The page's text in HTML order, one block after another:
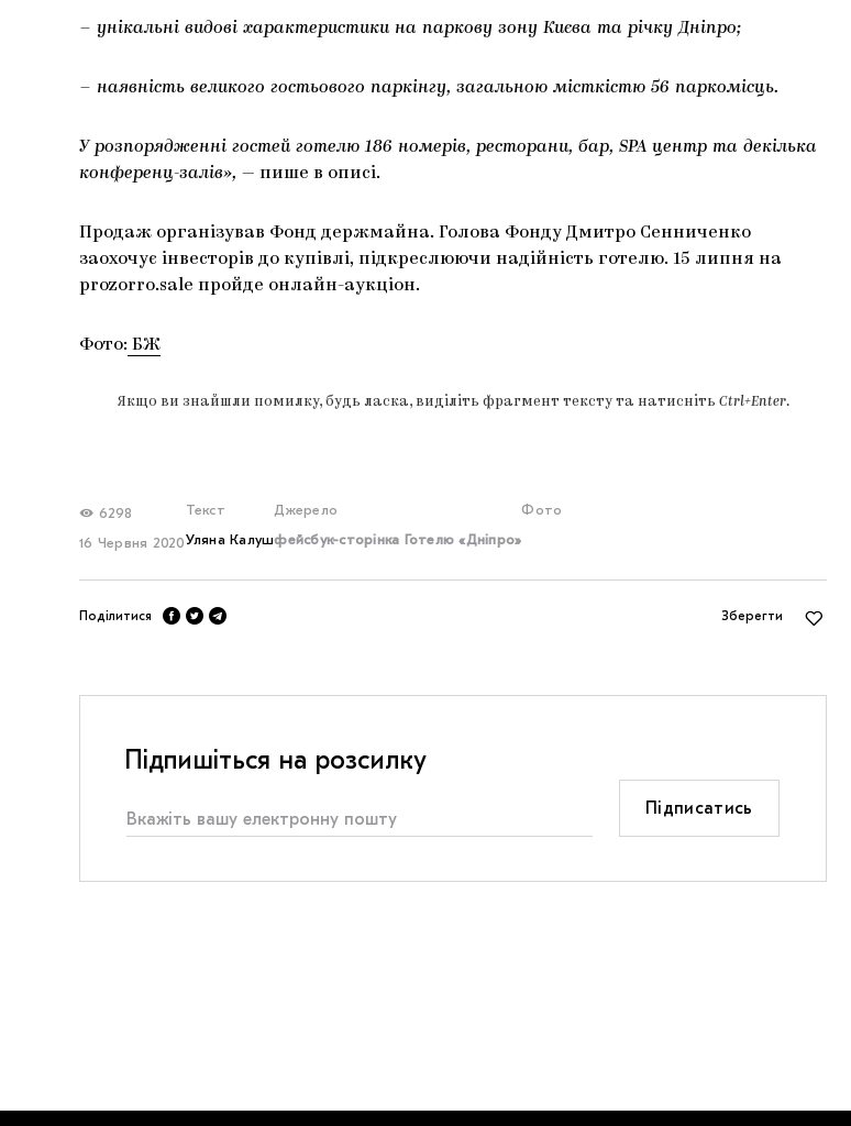
– унікальні видові характеристики на паркову зону Києва та річку Дніпро;
– наявність великого гостьового паркінгу, загальною місткістю 56 паркомісць.
У розпорядженні гостей готелю 186 номерів, ресторани, бар, SPA центр та декілька
конференц-залів», — пише в описі.
Продаж організував Фонд держмайна. Голова Фонду Дмитро Сенниченко
заохочує інвесторів до купівлі, підкреслюючи надійність готелю. 15 липня на
prozorro.sale пройде онлайн-аукціон.
Фото: БЖ
Якщо ви знайшли помилку, будь ласка, виділіть фрагмент тексту та натисніть Ctrl+Enter.
6298
16 Червня 2020
Текст
Уляна Калуш
Джерело
фейсбук-сторінка Готелю «Дніпро»
Фото
Поділитися Зберегти
Підпишіться на розсилку
Підписатись